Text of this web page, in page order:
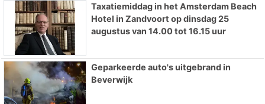
Taxatiemiddag in het Amsterdam Beach
Hotel in Zandvoort op dinsdag 25
augustus van 14.00 tot 16.15 uur
Geparkeerde auto's uitgebrand in
Beverwijk